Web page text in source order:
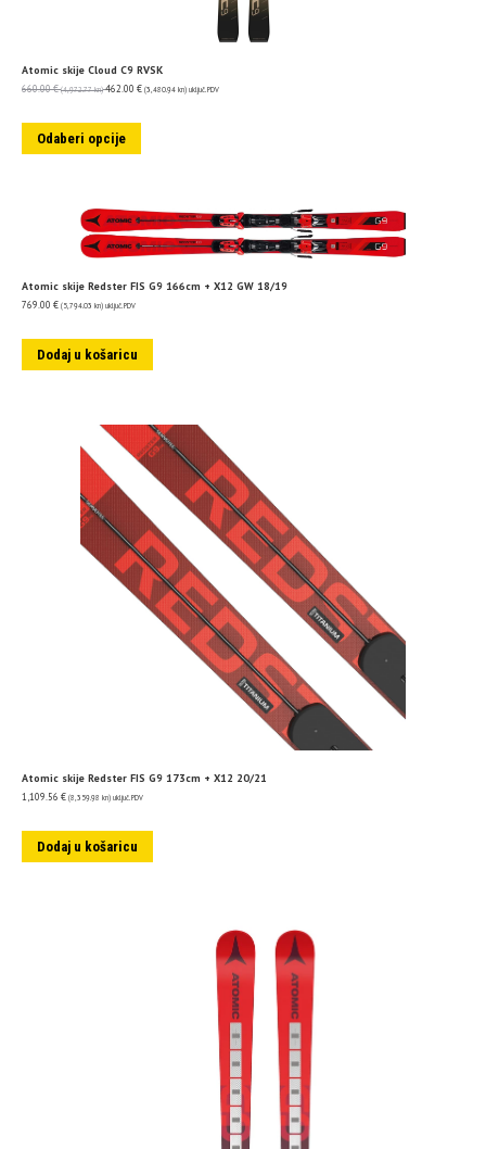
Atomic skije Cloud C9 RVSK
660.00€ (4,972.77 kn) 462.00 € (3,480.94 kn) uključ. PDV
Odaberi opcije
Atomic skije Redster FIS G9 166cm + X12 GW 18/19
769.00 € (5,794.03 kn) uključ. PDV
Dodaj u košaricu
Atomic skije Redster FIS G9 173cm + X12 20/21
1,109.56 € (8,359.98 kn) uključ. PDV
Dodaj u košaricu